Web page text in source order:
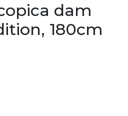
dam
180cm